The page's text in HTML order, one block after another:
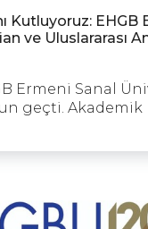
Kutluyoruz: EHGB
ve Uluslararası
Ermeni Sanal
geçti. Akademik